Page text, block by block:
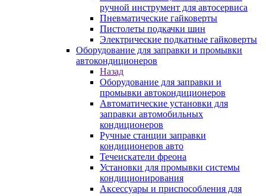
ручной инструмент для автосервиса
Пневматические гайковерты
Пистолеты подкачки шин
Электрические подкатные гайковерты
Оборудование для заправки и промывки
автокондиционеров
Назад
Оборудование для заправки и
промывки автокондиционеров
Автоматические установки для
заправки автомобильных
кондиционеров
Ручные станции заправки
кондиционеров авто
Течеискатели фреона
Установки для промывки системы
кондиционирования
Аксессуары и приспособления для